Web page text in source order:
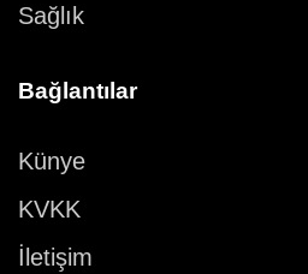
Sağlık
Bağlantılar
Künye
KVKK
İletişim